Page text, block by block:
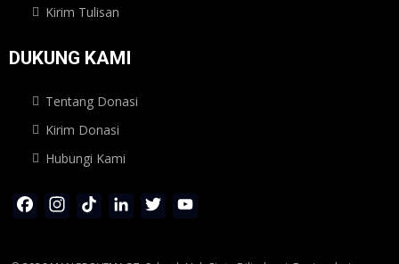
Kirim Tulisan
DUKUNG KAMI
Tentang Donasi
Kirim Donasi
Hubungi Kami
FacebookInstagramTikTokLinkedInTwitter